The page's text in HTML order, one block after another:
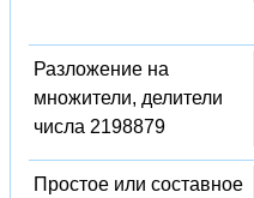
Разложение на
множители, делители
числа 2198879
Простое или составное